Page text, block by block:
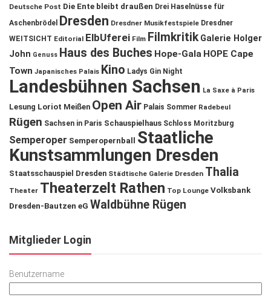
Deutsche Post Die Ente bleibt draußen Drei Haselnüsse für
Aschenbrödel
Dresden Dresdner Musikfestspiele Dresdner
WEITSICHT Editorial ElbUferei Film Filmkritik Galerie Holger
John Genuss Haus des Buches Hope-Gala HOPE Cape
Town Japanisches Palais Kino Ladys Gin Night
Landesbühnen Sachsen La Saxe à Paris
Lesung Loriot Meißen Open Air Palais Sommer Radebeul
Rügen Sachsen in Paris Schauspielhaus Schloss Moritzburg
Semperoper Semperopernball
Staatliche
Kunstsammlungen Dresden
Staatsschauspiel Dresden Städtische Galerie Dresden Thalia
Theater Theaterzelt Rathen Top Lounge Volksbank
Dresden-Bautzen eG Waldbühne Rügen
Mitglieder Login
Benutzername